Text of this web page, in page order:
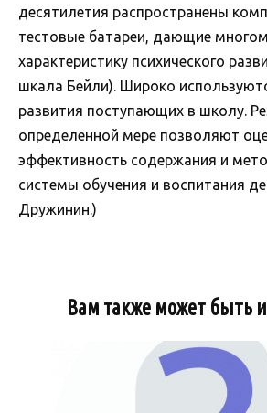
десятилетия распространены
тестовые батареи, дающие
характеристику психического
шкала Бейли). Широко
развития поступающих в школу.
определенной мере позволяют
эффективность содержания и
системы обучения и воспитания
Дружинин.)
Вам также может быть